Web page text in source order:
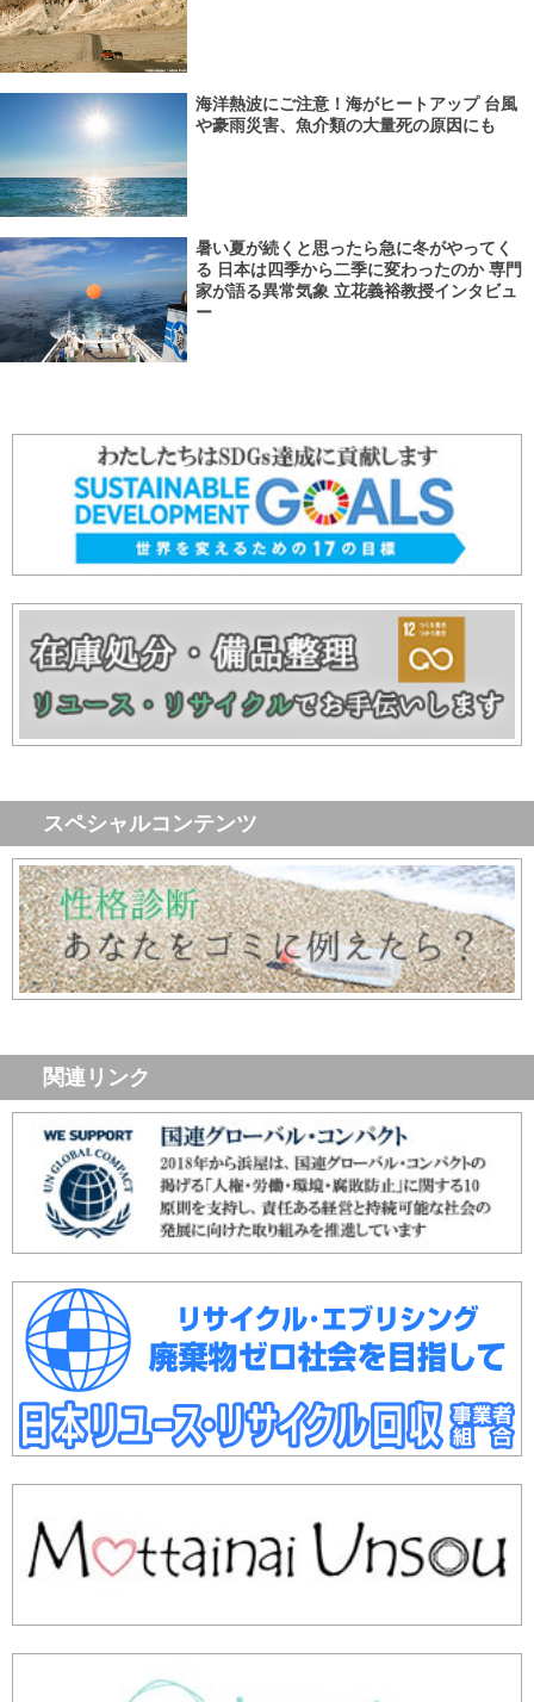
海洋熱波にご注意！海がヒートアップ 台風
や豪雨災害、魚介類の大量死の原因にも
暑い夏が続くと思ったら急に冬がやってく
る 日本は四季から二季に変わったのか 専門
家が語る異常気象 立花義裕教授インタビュ
ー
スペシャルコンテンツ
関連リンク